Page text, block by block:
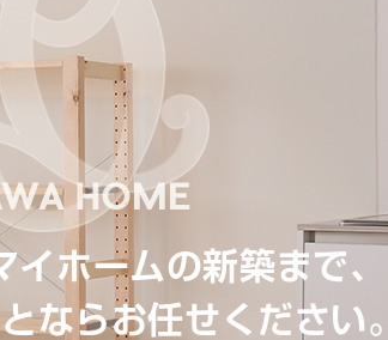
ホームの新築まで、
ならお任せください。